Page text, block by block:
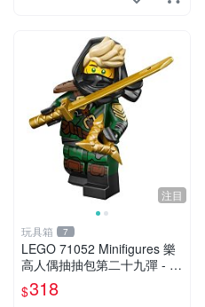
注目
玩具箱 7
LEGO 71052 Minifigures 樂
高人偶抽抽包第二十九彈 - 神
秘浪人（Mysterious Ronin）
$318